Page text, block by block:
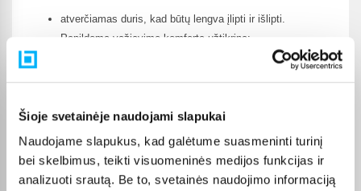
Šioje svetainėje naudojami slapukai
Naudojame slapukus, kad galėtume suasmeninti turinį
bei skelbimus, teikti visuomeninės medijos funkcijas ir
analizuoti srautą. Be to, svetainės naudojimo informaciją
atverčiamas duris, kad būtų lengva įlipti ir išlipti.
Papildomą važiavimo komfortą užtikrina:
priekinė pakaba, geriau sugerianti nelygumus.